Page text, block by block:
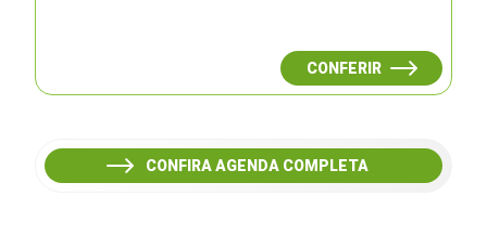
CONFERIR
CONFIRA AGENDA COMPLETA